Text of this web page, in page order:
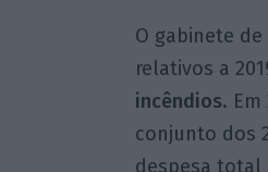
O gabinete
relativos a
incêndios.
conjunto dos
despesa total